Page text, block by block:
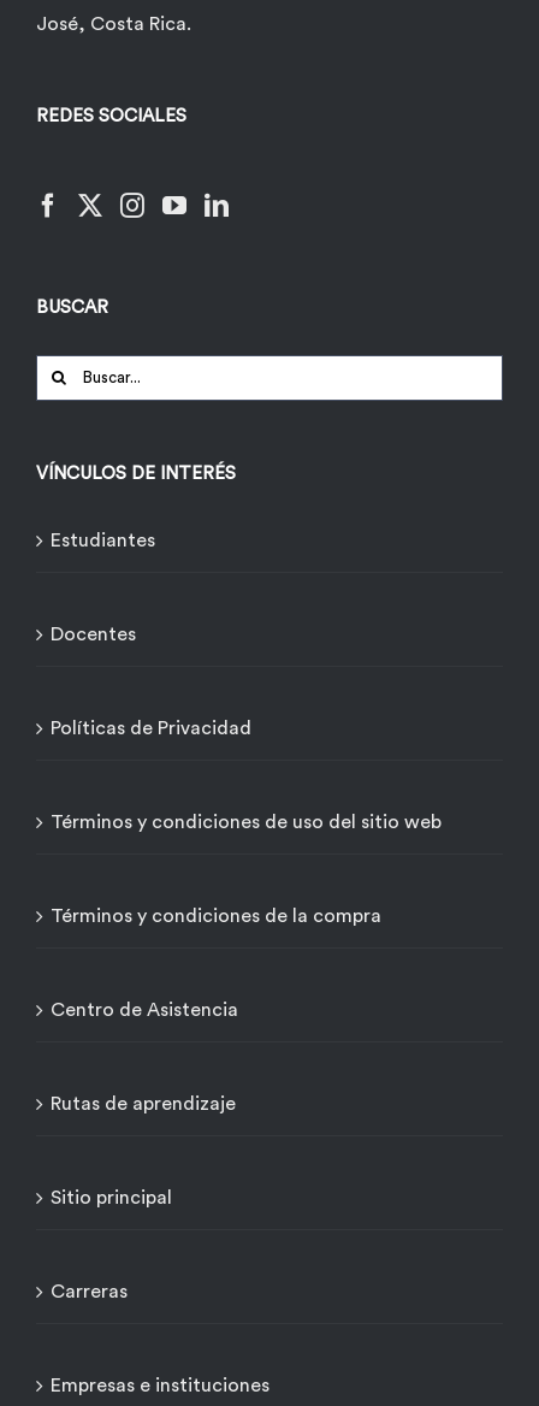
José, Costa Rica.
REDES SOCIALES
BUSCAR
Buscar:
VÍNCULOS DE INTERÉS
Estudiantes
Docentes
Políticas de Privacidad
Términos y condiciones de uso del sitio web
Términos y condiciones de la compra
Centro de Asistencia
Rutas de aprendizaje
Sitio principal
Carreras
Empresas e instituciones